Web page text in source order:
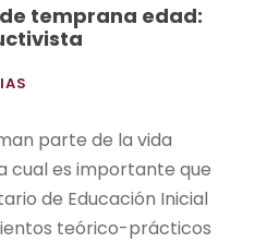
temprana edad:
parte de la vida
cual es importante que
de Educación Inicial
teórico-prácticos